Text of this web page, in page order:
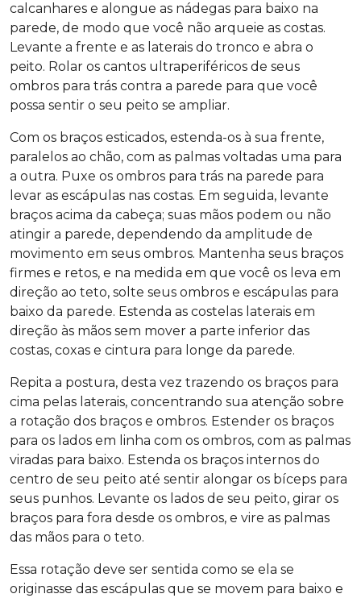
calcanhares e alongue as nádegas para baixo na
parede, de modo que você não arqueie as costas.
Levante a frente e as laterais do tronco e abra o
peito. Rolar os cantos ultraperiféricos de seus
ombros para trás contra a parede para que você
possa sentir o seu peito se ampliar.
Com os braços esticados, estenda-os à sua frente,
paralelos ao chão, com as palmas voltadas uma para
a outra. Puxe os ombros para trás na parede para
levar as escápulas nas costas. Em seguida, levante
braços acima da cabeça; suas mãos podem ou não
atingir a parede, dependendo da amplitude de
movimento em seus ombros. Mantenha seus braços
firmes e retos, e na medida em que você os leva em
direção ao teto, solte seus ombros e escápulas para
baixo da parede. Estenda as costelas laterais em
direção às mãos sem mover a parte inferior das
costas, coxas e cintura para longe da parede.
Repita a postura, desta vez trazendo os braços para
cima pelas laterais, concentrando sua atenção sobre
a rotação dos braços e ombros. Estender os braços
para os lados em linha com os ombros, com as palmas
viradas para baixo. Estenda os braços internos do
centro de seu peito até sentir alongar os bíceps para
seus punhos. Levante os lados de seu peito, girar os
braços para fora desde os ombros, e vire as palmas
das mãos para o teto.
Essa rotação deve ser sentida como se ela se
originasse das escápulas que se movem para baixo e